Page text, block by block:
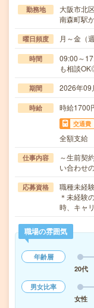
勤務地
大阪市北
南森町駅
曜日頻度 月～金（
時間
09:00～
も相談
期間 2026年09
時給 時給1700
交通費
全額支給
仕事内容
～生前契
い合わせ
応募資格
職種未経
＊未経験
時、キャ
職場の雰囲気
年齢層
20代
男女比率
女性